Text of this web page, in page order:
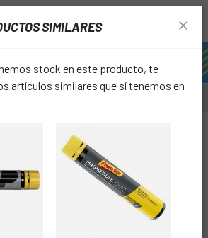
SIMILARES
stock en este producto, te
artículos similares que sí tenemos en